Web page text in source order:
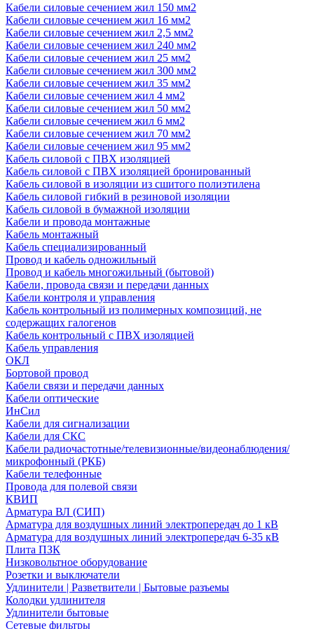
Кабели силовые сечением жил 150 мм2
Кабели силовые сечением жил 16 мм2
Кабели силовые сечением жил 2,5 мм2
Кабели силовые сечением жил 240 мм2
Кабели силовые сечением жил 25 мм2
Кабели силовые сечением жил 300 мм2
Кабели силовые сечением жил 35 мм2
Кабели силовые сечением жил 4 мм2
Кабели силовые сечением жил 50 мм2
Кабели силовые сечением жил 6 мм2
Кабели силовые сечением жил 70 мм2
Кабели силовые сечением жил 95 мм2
Кабель силовой с ПВХ изоляцией
Кабель силовой с ПВХ изоляцией бронированный
Кабель силовой в изоляции из сшитого полиэтилена
Кабель силовой гибкий в резиновой изоляции
Кабель силовой в бумажной изоляции
Кабели и провода монтажные
Кабель монтажный
Кабель специализированный
Провод и кабель одножильный
Провод и кабель многожильный (бытовой)
Кабели, провода связи и передачи данных
Кабели контроля и управления
Кабель контрольный из полимерных композиций, не
содержащих галогенов
Кабель контрольный с ПВХ изоляцией
Кабель управления
ОКЛ
Бортовой провод
Кабели связи и передачи данных
Кабели оптические
ИнСил
Кабели для сигнализации
Кабели для СКС
Кабели радиочастотные/телевизионные/видеонаблюдения/
микрофонный (РКБ)
Кабели телефонные
Провода для полевой связи
КВИП
Арматура ВЛ (СИП)
Арматура для воздушных линий электропередач до 1 кВ
Арматура для воздушных линий электропередач 6-35 кВ
Плита ПЗК
Низковольтное оборудование
Розетки и выключатели
Удлинители | Разветвители | Бытовые разъемы
Колодки удлинителя
Удлинители бытовые
Сетевые фильтры